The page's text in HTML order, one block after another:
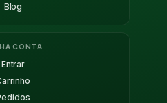
Blog
CONTA
Entrar